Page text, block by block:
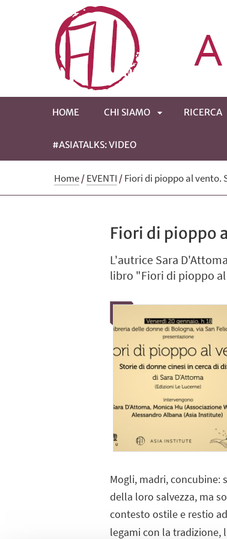
HOME CHI SIAMO
SOTTOMENÙ
RICERCA
#ASIATALKS: VIDEO
Home/EVENTI /Fiori di pioppo al vento.
Fiori di pioppo
L'autrice Sara
libro "Fiori di pioppo
Mogli, madri, concubine:
della loro salvezza, ma
contesto ostile e restio
legami con la tradizione,